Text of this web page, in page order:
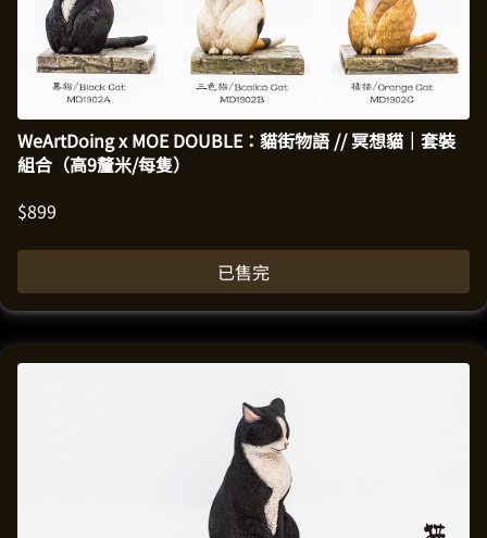
WeArtDoing x MOE DOUBLE：貓街物語 // 冥想貓｜套裝
組合（高9釐米/每隻）
$899
已售完